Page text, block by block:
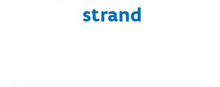
strand